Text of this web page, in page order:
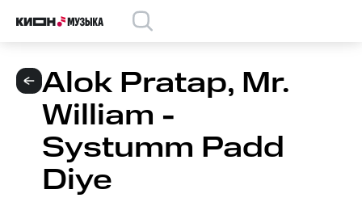
Alok Pratap, Mr.
William -
Systumm Padd
Diye